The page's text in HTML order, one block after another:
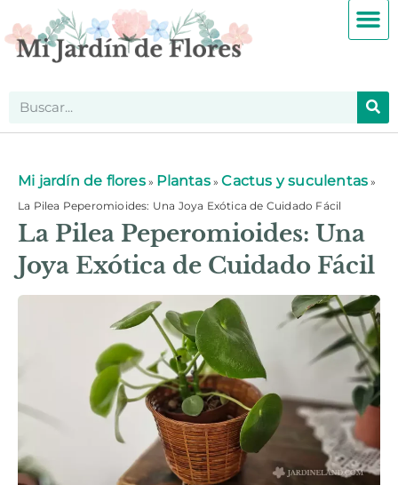
Mi jardín de flores» Plantas»Cactus y suculentas »
La Pilea Peperomioides: Una Joya Exótica de Cuidado Fácil
La Pilea Peperomioides: Una
Joya Exótica de Cuidado Fácil